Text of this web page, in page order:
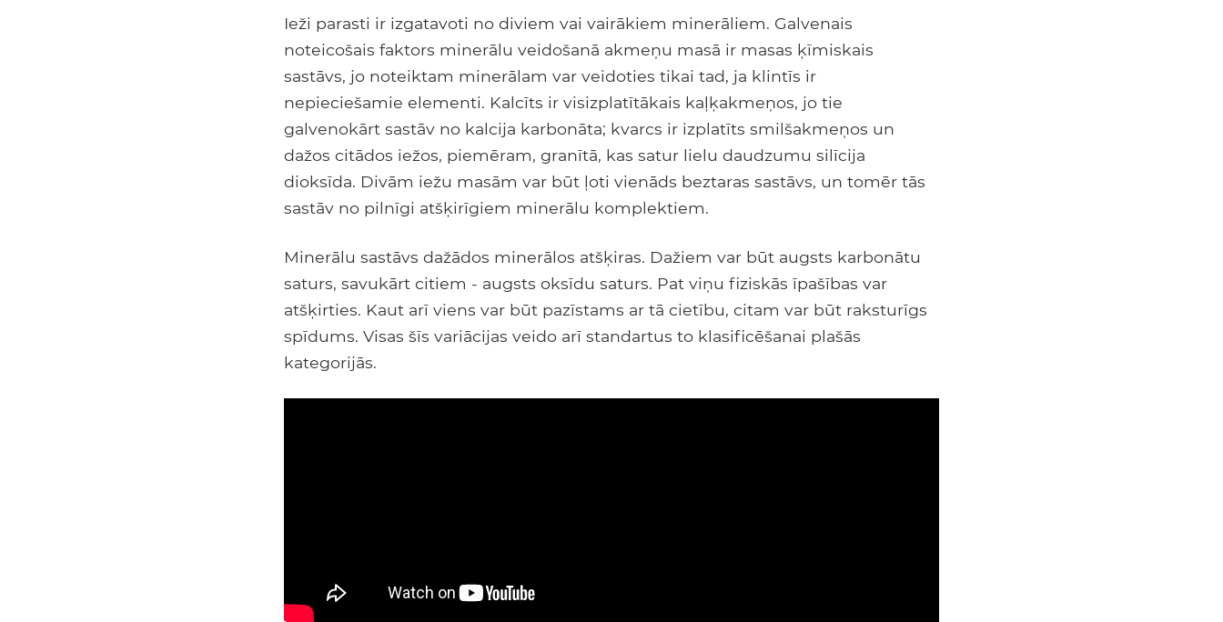
Ieži parasti ir izgatavoti no diviem vai vairākiem minerāliem. Galvenais
noteicošais faktors minerālu veidošanā akmeņu masā ir masas ķīmiskais
sastāvs, jo noteiktam minerālam var veidoties tikai tad, ja klintīs ir
nepieciešamie elementi. Kalcīts ir visizplatītākais kaļķakmeņos, jo tie
galvenokārt sastāv no kalcija karbonāta; kvarcs ir izplatīts smilšakmeņos un
dažos citādos iežos, piemēram, granītā, kas satur lielu daudzumu silīcija
dioksīda. Divām iežu masām var būt ļoti vienāds beztaras sastāvs, un tomēr tās
sastāv no pilnīgi atšķirīgiem minerālu komplektiem.
Minerālu sastāvs dažādos minerālos atšķiras. Dažiem var būt augsts karbonātu
saturs, savukārt citiem - augsts oksīdu saturs. Pat viņu fiziskās īpašības var
atšķirties. Kaut arī viens var būt pazīstams ar tā cietību, citam var būt raksturīgs
spīdums. Visas šīs variācijas veido arī standartus to klasificēšanai plašās
kategorijās.